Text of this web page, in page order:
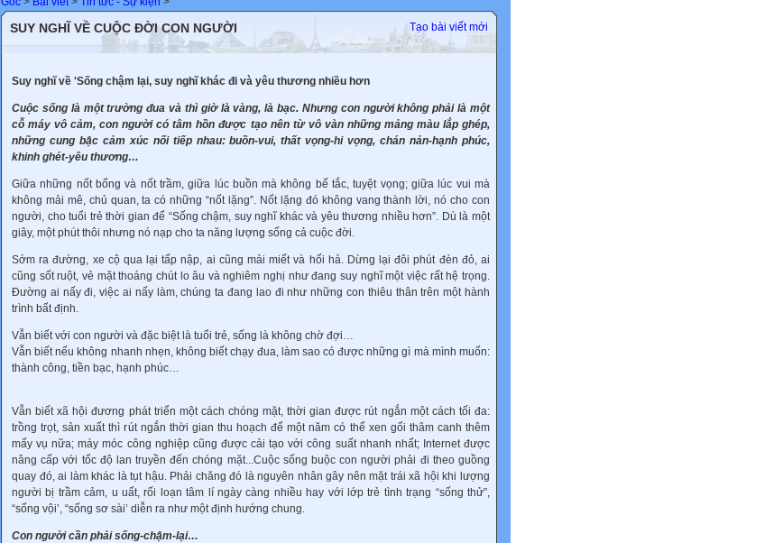
Tạo bài viết mới
SUY NGHĨ VỀ CUỘC ĐỜI CON NGƯỜI
Suy nghĩ về 'Sống chậm lại, suy nghĩ khác đi và yêu thương nhiều hơn
Cuộc sống là một trường đua và thì giờ là vàng, là bạc. Nhưng con người không phải là một
cỗ máy vô cảm, con người có tâm hồn được tạo nên từ vô vàn những mảng màu lắp ghép,
những cung bậc cảm xúc nối tiếp nhau: buồn-vui, thất vọng-hi vọng, chán nản-hạnh phúc,
khinh ghét-yêu thương…
Giữa những nốt bổng và nốt trầm, giữa lúc buồn mà không bế tắc, tuyệt vọng; giữa lúc vui mà
không mải mê, chủ quan, ta có những “nốt lặng”. Nốt lặng đó không vang thành lời, nó cho con
người, cho tuổi trẻ thời gian để “Sống chậm, suy nghĩ khác và yêu thương nhiều hơn”. Dù là một
giây, một phút thôi nhưng nó nạp cho ta năng lượng sống cả cuộc đời.
Sớm ra đường, xe cộ qua lại tấp nập, ai cũng mải miết và hối hả. Dừng lại đôi phút đèn đỏ, ai
cũng sốt ruột, vẻ mặt thoáng chút lo âu và nghiêm nghị như đang suy nghĩ một việc rất hệ trọng.
Đường ai nấy đi, việc ai nấy làm, chúng ta đang lao đi như những con thiêu thân trên một hành
trình bất định.
Vẫn biết với con người và đặc biệt là tuổi trẻ, sống là không chờ đợi…
Vẫn biết nếu không nhanh nhẹn, không biết chạy đua, làm sao có được những gì mà mình muốn:
thành công, tiền bạc, hạnh phúc…
Vẫn biết xã hội đương phát triển một cách chóng mặt, thời gian được rút ngắn một cách tối đa:
trồng trọt, sản xuất thì rút ngắn thời gian thu hoạch để một năm có thể xen gối thâm canh thêm
mấy vụ nữa; máy móc công nghiệp cũng được cải tạo với công suất nhanh nhất; Internet được
nâng cấp với tốc độ lan truyền đến chóng mặt...Cuộc sống buộc con người phải đi theo guồng
quay đó, ai làm khác là tụt hậu. Phải chăng đó là nguyên nhân gây nên mặt trái xã hội khi lượng
người bị trầm cảm, u uất, rối loạn tâm lí ngày càng nhiều hay với lớp trẻ tình trạng “sống thử”,
“sống vội’, “sống sơ sài’ diễn ra như một định hướng chung.
Con người cần phải sống-chậm-lại…